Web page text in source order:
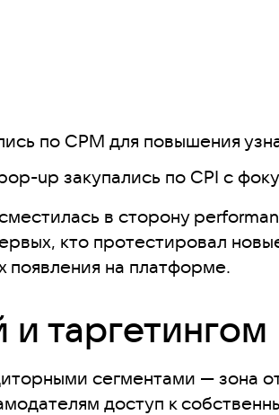
по CPM для повышения
up закупались по CPI с
в сторону
кто протестировал
появления на платформе.
и таргетингом
сегментами — зона
доступ к